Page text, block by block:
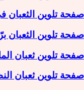
صفحة تلوين
صفحة تلوين الثعبان
صفحة تلوين ثعبان
صفحة تلوين ثعبان